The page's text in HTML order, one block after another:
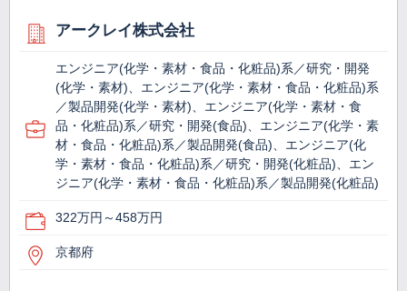
アークレイ株式会社
エンジニア(化学・素材・食品・化粧品)系／研究・開発
(化学・素材)、エンジニア(化学・素材・食品・化粧品)系
／製品開発(化学・素材)、エンジニア(化学・素材・食
品・化粧品)系／研究・開発(食品)、エンジニア(化学・素
材・食品・化粧品)系／製品開発(食品)、エンジニア(化
学・素材・食品・化粧品)系／研究・開発(化粧品)、エン
ジニア(化学・素材・食品・化粧品)系／製品開発(化粧品)
322万円～458万円
京都府